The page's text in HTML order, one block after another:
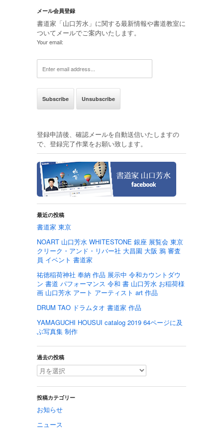
メール会員登録
書道家「山口芳水」に関する最新情報や書道教室に
ついてメールでご案内いたします。
Your email:
登録申請後、確認メールを自動送信いたしますの
で、登録完了作業をお願い致します。
最近の投稿
書道家 東京
NOART 山口芳水 WHITESTONE 銀座 展覧会 東京
クリーク・アンド・リバー社 大昌園 大阪 鴉 審査
員 イベント 書道家
祐徳稲荷神社 奉納 作品 展示中 令和カウントダウ
ン 書道 パフォーマンス 令和 書 山口芳水 お稲荷様
画 山口芳水 アート アーティスト art 作品
DRUM TAO ドラムタオ 書道家 作品
YAMAGUCHI HOUSUI catalog 2019 64ページに及
ぶ写真集 制作
過去の投稿
投稿カテゴリー
お知らせ
ニュース